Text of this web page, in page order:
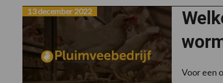
13 december 2022
Voor een